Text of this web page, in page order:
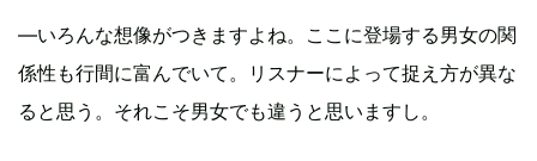
―いろんな想像がつきますよね。ここに登場する男女の関
係性も行間に富んでいて。リスナーによって捉え方が異な
ると思う。それこそ男女でも違うと思いますし。